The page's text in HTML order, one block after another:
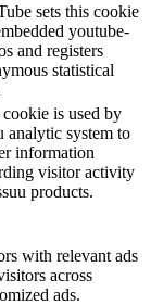
sets this cookie
youtube-
and registers
statistical
is used by
analytic system to
information
visitor activity
products.
with relevant ads
across
ads.